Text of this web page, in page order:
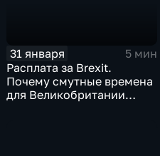
31 января
5 мин
Расплата за Brexit.
Почему смутные времена
для Великобритании